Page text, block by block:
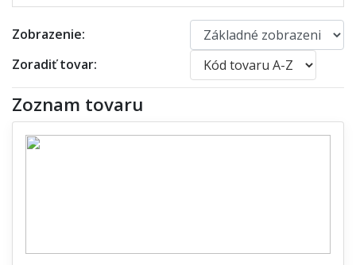
Zobrazenie:
Zoradiť tovar:
Zoznam tovaru